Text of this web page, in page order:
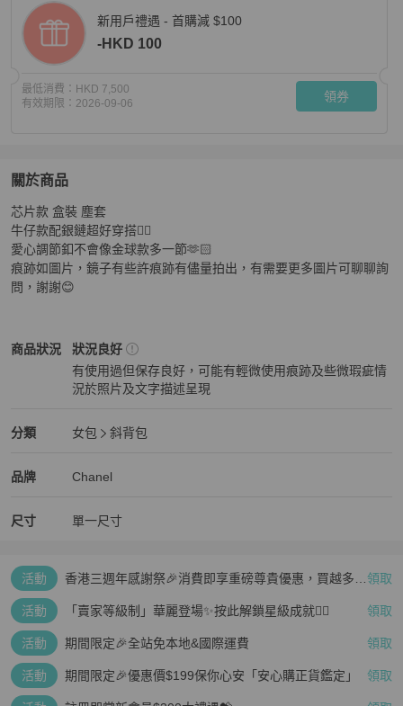
新用戶禮遇 - 首購減 $100
-HKD 100
最低消費： HKD 7,500
有效期限： 2026-09-06 領券
關於商品
關於CHANEL 牛仔長盒子
芯片款 盒裝 塵套
牛仔款配銀鏈超好穿搭👍🏻
愛心調節釦不會像金球款多一節🫶🏻
痕跡如圖片，鏡子有些許痕跡有儘量拍出，有需要更多圖片可聊聊詢
問，謝謝😊
商品狀況
Chanel女包商品狀態與細節
狀況良好
有使用過但保存良好，可能有輕微使用痕跡及些微瑕疵情
況於照片及文字描述呈現
分類
Chanel 女包分類資訊
女包
斜背包
品牌
Chanel 精品女包品牌介紹
Chanel
Chanel 推薦清單
尺寸 單一尺寸
活動
香港三週年感謝祭🎉消費即享重磅尊貴優惠，買越多、 領取
活動 「賣家等級制」華麗登場✨按此解鎖星級成就👆🏻 領取
活動 期間限定🎉全站免本地&國際運費 領取
活動 期間限定🎉優惠價$199保你心安「安心購正貨鑑定」 領取